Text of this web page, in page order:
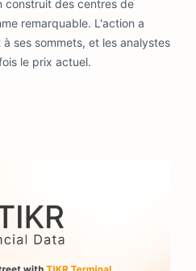
construit des centres de
remarquable. L'action a
ses sommets, et les analystes
le prix actuel.